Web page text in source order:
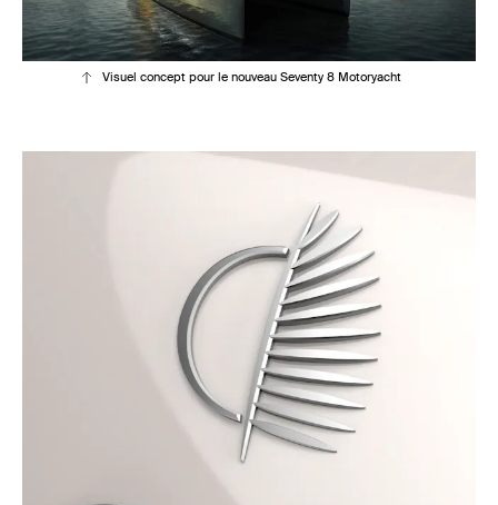
Visuel concept pour le nouveau Seventy 8 Motoryacht